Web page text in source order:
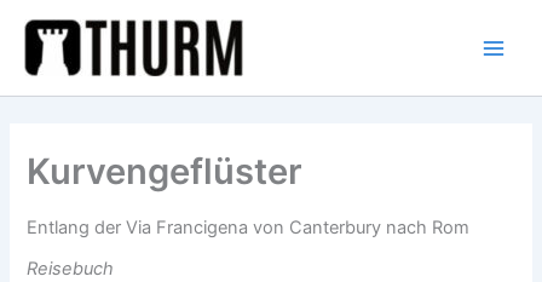
Inhalt
springen
Kurvengeflüster
Entlang der Via Francigena von Canterbury nach Rom
Reisebuch